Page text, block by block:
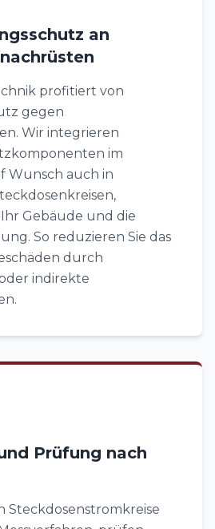
an
profitiert von
gegen
Wir integrieren
im
Wunsch auch in
Gebäude und die
So reduzieren Sie das
durch
indirekte
Prüfung nach
Steckdosenstromkreise